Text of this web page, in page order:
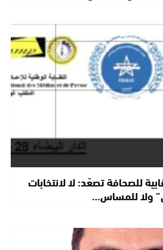
للصحافة تصعّد: لا لانتخابات
ولا للمساس…